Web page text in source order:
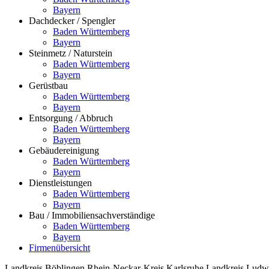
Bayern
Dachdecker / Spengler
Baden Württemberg
Bayern
Steinmetz / Naturstein
Baden Württemberg
Bayern
Gerüstbau
Baden Württemberg
Bayern
Entsorgung / Abbruch
Baden Württemberg
Bayern
Gebäudereinigung
Baden Württemberg
Bayern
Dienstleistungen
Baden Württemberg
Bayern
Bau / Immobiliensachverständige
Baden Württemberg
Bayern
Firmenübersicht